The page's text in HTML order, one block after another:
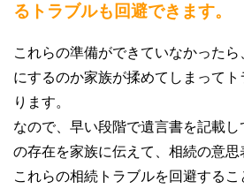
るトラブルも回避できます。
これらの準備ができていなかったら
にするのか家族が揉めてしまって
ります。
なので、早い段階で遺言書を記載
の存在を家族に伝えて、相続の意思
これらの相続トラブルを回避するこ